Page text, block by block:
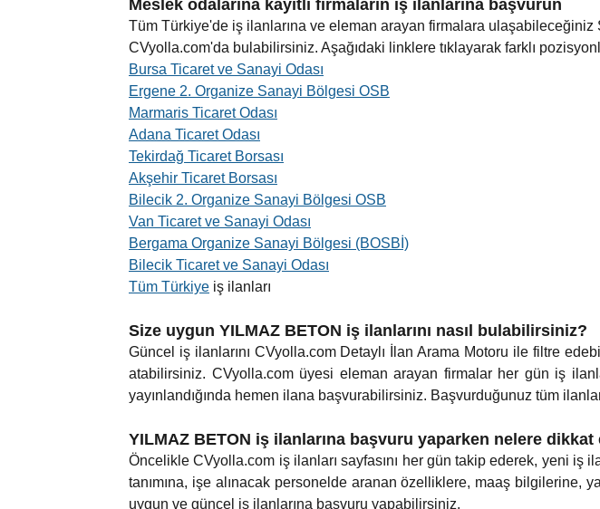
Meslek odalarına kayıtlı firmaların iş ilanlarına başvurun
Tüm Türkiye'de iş ilanlarına ve eleman arayan firmalara
CVyolla.com'da bulabilirsiniz. Aşağıdaki linklere tıklayarak farklı
Bursa Ticaret ve Sanayi Odası
Ergene 2. Organize Sanayi Bölgesi OSB
Marmaris Ticaret Odası
Adana Ticaret Odası
Tekirdağ Ticaret Borsası
Akşehir Ticaret Borsası
Bilecik 2. Organize Sanayi Bölgesi OSB
Van Ticaret ve Sanayi Odası
Bergama Organize Sanayi Bölgesi (BOSBİ)
Bilecik Ticaret ve Sanayi Odası
Tüm Türkiye iş ilanları
Size uygun YILMAZ BETON iş ilanlarını nasıl bulabilirsiniz?
Güncel iş ilanlarını CVyolla.com Detaylı İlan Arama Motoru ile filtre
atabilirsiniz. CVyolla.com üyesi eleman arayan firmalar her gün iş
yayınlandığında hemen ilana başvurabilirsiniz. Başvurduğunuz tüm
YILMAZ BETON iş ilanlarına başvuru yaparken nelere
Öncelikle CVyolla.com iş ilanları sayfasını her gün takip ederek, yeni iş
tanımına, işe alınacak personelde aranan özelliklere, maaş
uygun ve güncel iş ilanlarına başvuru yapabilirsiniz.